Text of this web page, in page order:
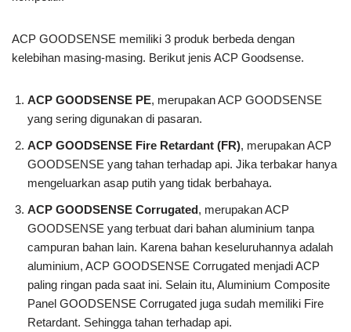
ACP GOODSENSE memiliki 3 produk berbeda dengan
kelebihan masing-masing. Berikut jenis ACP Goodsense.
ACP GOODSENSE PE, merupakan ACP GOODSENSE
yang sering digunakan di pasaran.
ACP GOODSENSE Fire Retardant (FR), merupakan ACP
GOODSENSE yang tahan terhadap api. Jika terbakar hanya
mengeluarkan asap putih yang tidak berbahaya.
ACP GOODSENSE Corrugated, merupakan ACP
GOODSENSE yang terbuat dari bahan aluminium tanpa
campuran bahan lain. Karena bahan keseluruhannya adalah
aluminium, ACP GOODSENSE Corrugated menjadi ACP
paling ringan pada saat ini. Selain itu, Aluminium Composite
Panel GOODSENSE Corrugated juga sudah memiliki Fire
Retardant. Sehingga tahan terhadap api.